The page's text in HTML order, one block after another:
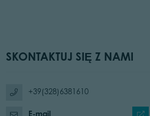
SKONTAKTUJ SIĘ Z NAMI
+39(328)6381610
E-mail